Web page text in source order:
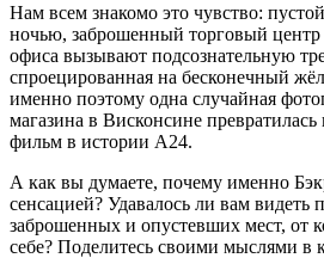
Нам всем знакомо это чувство:
ночью, заброшенный торговый
офиса вызывают подсознательную
спроецированная на бесконечный
именно поэтому одна случайная
магазина в Висконсине
фильм в истории A24.
А как вы думаете, почему именно
сенсацией? Удавалось ли вам видеть
заброшенных и опустевших мест, от
себе? Поделитесь своими мыслями в